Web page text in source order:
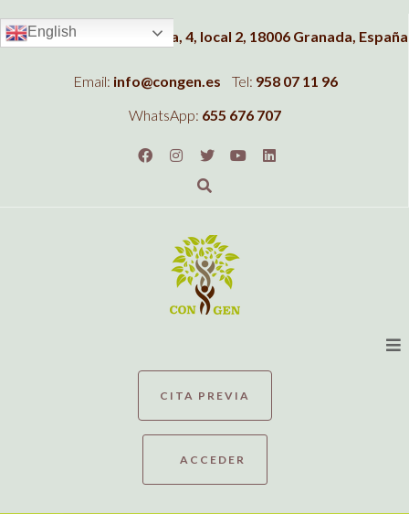
Dirección: C/Albahaca, 4, local 2, 18006 Granada, España
Email: info@congen.es Tel: 958 07 11 96
WhatsApp: 655 676 707
CITA PREVIA
ACCEDER
English